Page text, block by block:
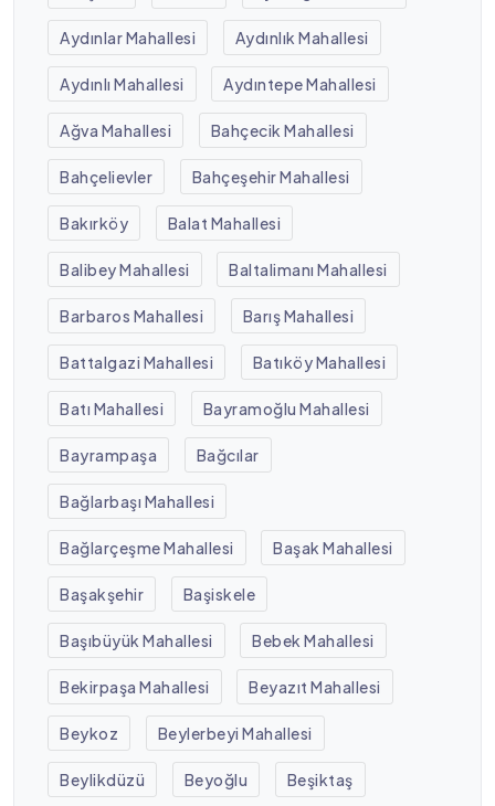
Aydınlar Mahallesi Aydınlık Mahallesi
Aydınlı Mahallesi Aydıntepe Mahallesi
Ağva Mahallesi Bahçecik Mahallesi
Bahçelievler Bahçeşehir Mahallesi
Bakırköy Balat Mahallesi
Balibey Mahallesi Baltalimanı Mahallesi
Barbaros Mahallesi Barış Mahallesi
Battalgazi Mahallesi Batıköy Mahallesi
Batı Mahallesi Bayramoğlu Mahallesi
Bayrampaşa Bağcılar
Bağlarbaşı Mahallesi
Bağlarçeşme Mahallesi Başak Mahallesi
Başakşehir Başiskele
Başıbüyük Mahallesi Bebek Mahallesi
Bekirpaşa Mahallesi Beyazıt Mahallesi
Beykoz Beylerbeyi Mahallesi
Beylikdüzü Beyoğlu Beşiktaş